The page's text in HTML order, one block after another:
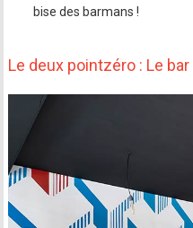
bise des barmans !
Le deux pointzéro : Le